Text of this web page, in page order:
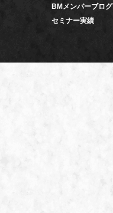
BMメンバーブログ
セミナー実績